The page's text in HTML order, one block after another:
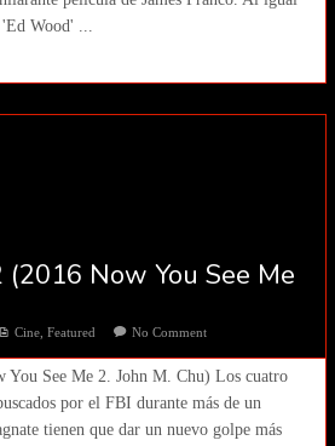
Wood' ...
Now You See Me
Cine, Featured No Comment
You See Me 2. John M. Chu) Los cuatro
por el FBI durante más de un
tienen que dar un nuevo golpe más